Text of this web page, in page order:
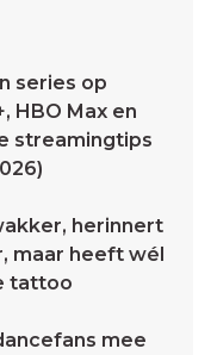
series op
HBO Max en
streamingtips
herinnert
maar heeft wél
tattoo
mee